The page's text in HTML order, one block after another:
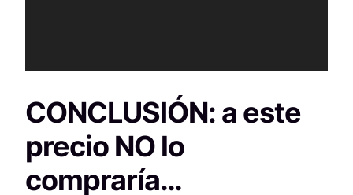
t
r
d
e
v
í
CONCLUSIÓN: a este
precio NO lo
compraría…